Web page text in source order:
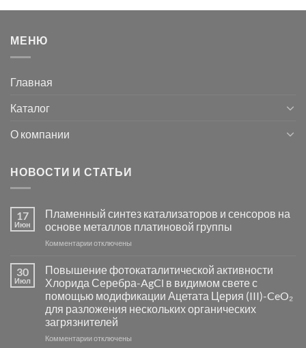
МЕНЮ
Главная
Каталог
О компании
НОВОСТИ И СТАТЬИ
17
Июн
Пламенный синтез катализаторов и сенсоров на
основе металлов платиновой группы
Комментариик
Пламенный
синтез
катализаторов
и
сенсоров
на
основе
отключены
30
Июл
Повышение фотокаталитической активности
Хлорида Серебра-AgCl в видимом свете с
помощью модификации Ацетата Церия (III)-CeO₂
для разложения нескольких органических
загрязнителей
Комментариикотключены